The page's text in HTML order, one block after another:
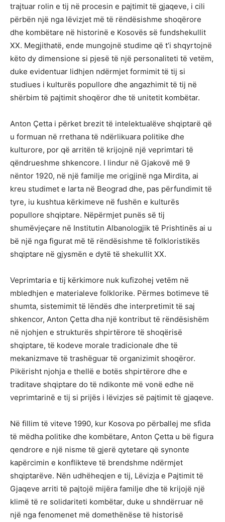
trajtuar rolin e tij në procesin e pajtimit të gjaqeve, i cili
përbën një nga lëvizjet më të rëndësishme shoqërore
dhe kombëtare në historinë e Kosovës së fundshekullit
XX. Megjithatë, ende mungojnë studime që t’i shqyrtojnë
këto dy dimensione si pjesë të një personaliteti të vetëm,
duke evidentuar lidhjen ndërmjet formimit të tij si
studiues i kulturës popullore dhe angazhimit të tij në
shërbim të pajtimit shoqëror dhe të unitetit kombëtar.
Anton Çetta i përket brezit të intelektualëve shqiptarë që
u formuan në rrethana të ndërlikuara politike dhe
kulturore, por që arritën të krijojnë një veprimtari të
qëndrueshme shkencore. I lindur në Gjakovë më 9
nëntor 1920, në një familje me origjinë nga Mirdita, ai
kreu studimet e larta në Beograd dhe, pas përfundimit të
tyre, iu kushtua kërkimeve në fushën e kulturës
popullore shqiptare. Nëpërmjet punës së tij
shumëvjeçare në Institutin Albanologjik të Prishtinës ai u
bë një nga figurat më të rëndësishme të folkloristikës
shqiptare në gjysmën e dytë të shekullit XX.
Veprimtaria e tij kërkimore nuk kufizohej vetëm në
mbledhjen e materialeve folklorike. Përmes botimeve të
shumta, sistemimit të lëndës dhe interpretimit të saj
shkencor, Anton Çetta dha një kontribut të rëndësishëm
në njohjen e strukturës shpirtërore të shoqërisë
shqiptare, të kodeve morale tradicionale dhe të
mekanizmave të trashëguar të organizimit shoqëror.
Pikërisht njohja e thellë e botës shpirtërore dhe e
traditave shqiptare do të ndikonte më vonë edhe në
veprimtarinë e tij si prijës i lëvizjes së pajtimit të gjaqeve.
Në fillim të viteve 1990, kur Kosova po përballej me sfida
të mëdha politike dhe kombëtare, Anton Çetta u bë figura
qendrore e një nisme të gjerë qytetare që synonte
kapërcimin e konflikteve të brendshme ndërmjet
shqiptarëve. Nën udhëheqjen e tij, Lëvizja e Pajtimit të
Gjaqeve arriti të pajtojë mijëra familje dhe të krijojë një
klimë të re solidariteti kombëtar, duke u shndërruar në
një nga fenomenet më domethënëse të historisë